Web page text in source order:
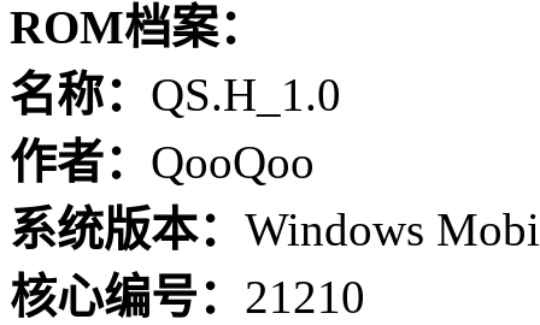
ROM档案：
名称： QS.H_1.0
作者： QooQoo
系统版本： Windows
核心编号： 21210